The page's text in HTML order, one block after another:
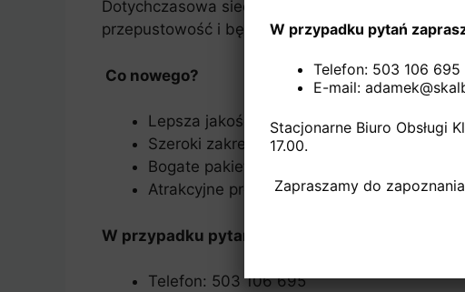
Dotychczasowa sieć światłowodowa zostanie
przepustowość i będziemy mogli dla Państwa
Co nowego?
Lepsza jakość usług – gwarancja
Szeroki zakres ofert – dostosowany do
Bogate pakiety Telewizyjne – w różnych
Atrakcyjne promocje – skierowane do
W przypadku pytań zapraszamy do kontaktu:
Telefon: 503 106 695
W przypadku pytań
Telefon: 503 106 695
E-mail:
Stacjonarne Biuro Obsługi
17.00.
Zapraszamy do